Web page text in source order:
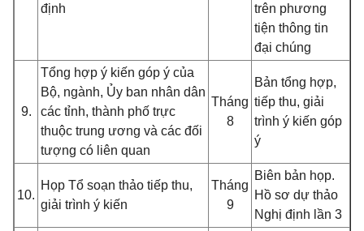
định
trên phương
tiện thông tin
đại chúng
9.
Tổng hợp ý kiến góp ý của
Bộ, ngành, Ủy ban nhân dân
các tỉnh, thành phố trực
thuộc trung ương và các đối
tượng có liên quan
Tháng
8
Bản tổng hợp,
tiếp thu, giải
trình ý kiến góp
ý
10.
Họp Tổ soạn thảo tiếp thu,
giải trình ý kiến
Tháng
9
Biên bản họp.
Hồ sơ dự thảo
Nghị định lần 3